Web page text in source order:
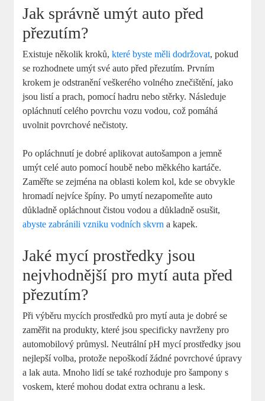
Jak správně umýt auto před
přezutím?
Existuje několik kroků,které byste měli dodržovat, pokud
se rozhodnete umýt své auto před přezutím. Prvním
krokem je odstranění veškerého volného znečištění, jako
jsou listí a prach, pomocí hadru nebo stěrky. Následuje
opláchnutí celého povrchu vozu vodou, což pomáhá
uvolnit povrchové nečistoty.
Po opláchnutí je dobré aplikovat autošampon a jemně
umýt celé auto pomocí houbě nebo měkkého kartáče.
Zaměřte se zejména na oblasti kolem kol, kde se obvykle
hromadí nejvíce špíny. Po umytí nezapomeňte auto
důkladně opláchnout čistou vodou a důkladně osušit,
abyste zabránili vzniku vodních skvrn a kapek.
Jaké mycí prostředky jsou
nejvhodnější pro mytí auta před
přezutím?
Při výběru mycích prostředků pro mytí auta je dobré se
zaměřit na produkty, které jsou specificky navrženy pro
automobilový průmysl. Neutrální pH mycí prostředky jsou
nejlepší volba, protože nepoškodí žádné povrchové úpravy
a lak auta. Mnoho lidí se také rozhoduje pro šampony s
voskem, které mohou dodat extra ochranu a lesk.